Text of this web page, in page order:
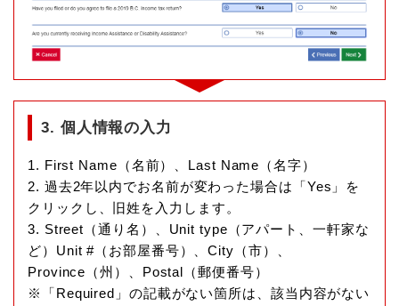
3. 個人情報の入力
1. First Name（名前）、Last Name（名字）
2. 過去2年以内でお名前が変わった場合は「Yes」を
クリックし、旧姓を入力します。
3. Street（通り名）、Unit type（アパート、一軒家な
ど）Unit #（お部屋番号）、City（市）、
Province（州）、Postal（郵便番号）
※「Required」の記載がない箇所は、該当内容がない